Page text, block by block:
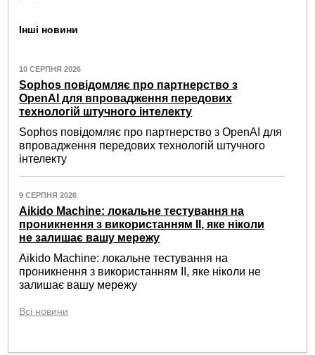
Інші новини
10 СЕРПНЯ 2026
Sophos повідомляє про партнерство з
OpenAI для впровадження передових
технологій штучного інтелекту
Sophos повідомляє про партнерство з OpenAI для
впровадження передових технологій штучного
інтелекту
9 СЕРПНЯ 2026
Aikido Machine: локальне тестування на
проникнення з використанням ІІ, яке ніколи
не залишає вашу мережу
Aikido Machine: локальне тестування на
проникнення з використанням ІІ, яке ніколи не
залишає вашу мережу
Всі новини